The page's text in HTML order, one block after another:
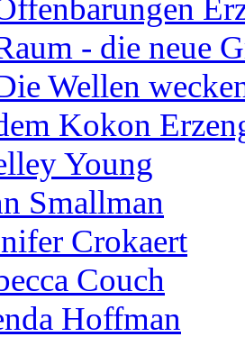
- die neue
Wellen
Kokon
Young
Smallman
Crokaert
Couch
Hoffman